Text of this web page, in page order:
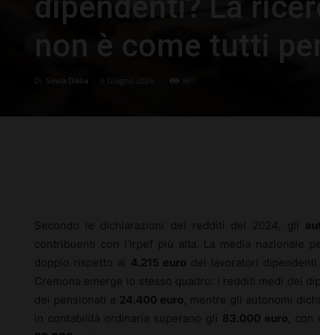
non è come tutti
Di Silvia Dalia 6 Giugno 2026 697
Secondo le dichiarazioni dei redditi del 2024, gli
contribuenti con l’Irpef più alta. La media nazionale
doppio rispetto ai 4.215 euro dei lavoratori
Cremona emerge lo stesso quadro: i redditi medi dei
dei pensionati a 24.400 euro , mentre gli autonomi
in contabilità ordinaria superano gli 83.000 euro ,